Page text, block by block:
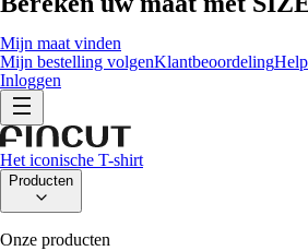
Mijn maat vinden
Mijn bestelling volgenKlantbeoordeling
Inloggen
Het iconische T-shirt
Producten
Onze producten